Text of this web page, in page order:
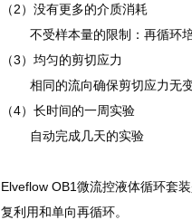
（2）没有更多的介质消耗
不受样本量的限制：再循环
（3）均匀的剪切应力
相同的流向确保剪切应力无
（4）长时间的一周实验
自动完成几天的实验
Elveflow OB1微流控液体循环套
复利用和单向再循环。